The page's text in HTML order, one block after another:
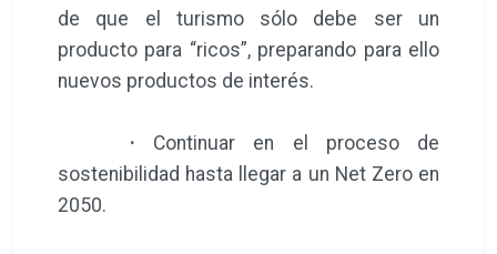
de que el turismo sólo debe ser un
producto para “ricos”, preparando para ello
nuevos productos de interés.
· Continuar en el proceso de
sostenibilidad hasta llegar a un Net Zero en
2050.